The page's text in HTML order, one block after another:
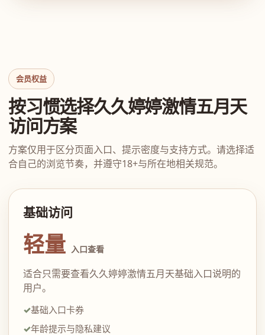
会员权益
按习惯选择久久婷婷激情五月天
访问方案
方案仅用于区分页面入口、提示密度与支持方式。请选择适
合自己的浏览节奏，并遵守18+与所在地相关规范。
基础访问
轻量 入口查看
适合只需要查看久久婷婷激情五月天基础入口说明的
用户。
基础入口卡券
年龄提示与隐私建议